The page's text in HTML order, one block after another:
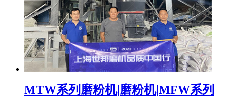
MTW系列磨粉机|磨粉机|MFW系列